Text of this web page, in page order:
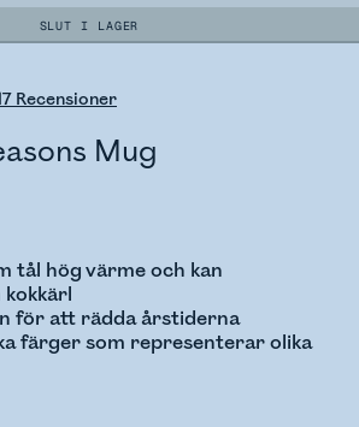
SLUT I LAGER
17Recensioner
Mug
tål hög värme och kan
kokkärl
för att rädda årstiderna
färger som representerar olika